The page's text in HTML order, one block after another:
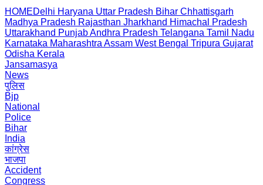
HOMEDelhi Haryana Uttar Pradesh Bihar Chhattisgarh
Madhya Pradesh Rajasthan Jharkhand Himachal Pradesh
Uttarakhand PunjabAndhra Pradesh Telangana Tamil Nadu
Karnataka Maharashtra Assam West Bengal Tripura Gujarat
Odisha Kerala
Jansamasya
News
पुलिस
Bjp
National
Police
Bihar
India
कांग्रेस
भाजपा
Accident
Congress